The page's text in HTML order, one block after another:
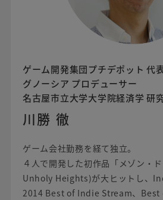
ゲーム開発集団プチデポット 代
グノーシア プロデューサー
名古屋市立大学大学院経済学 研
川勝 徹
ゲーム会社勤務を経て独立。
４人で開発した初作品「メゾン・
Unholy Heights)が大ヒットし、
2014 Best of Indie Stream、